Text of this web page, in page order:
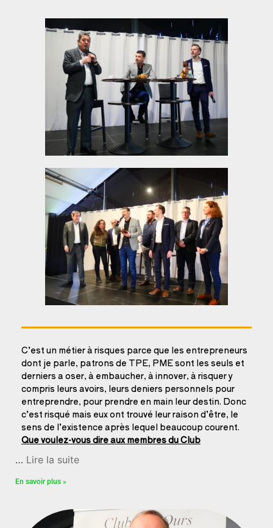
C’est un métier à risques parce que les entrepreneurs
dont je parle, patrons de TPE, PME sont les seuls et
derniers a oser, à embaucher, à innover, à risquer y
compris leurs avoirs, leurs deniers personnels pour
entreprendre, pour prendre en main leur destin. Donc
c’est risqué mais eux ont trouvé leur raison d’être, le
sens de l’existence après lequel beaucoup courent.
Que voulez-vous dire aux membres du Club
… Lire la suite
En savoir plus »